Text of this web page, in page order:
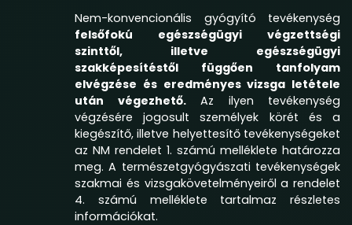
Nem-konvencionális gyógyító tevékenység
felsőfokú egészségügyi végzettségi
szinttől, illetve egészségügyi
szakképesítéstől függően tanfolyam
elvégzése és eredményes vizsga letétele
után végezhető.Az ilyen tevékenység
végzésére jogosult személyek körét és a
kiegészítő, illetve helyettesítő tevékenységeket
az NM rendelet 1. számú melléklete határozza
meg. A természetgyógyászati tevékenységek
szakmai és vizsgakövetelményeiről a rendelet
4. számú melléklete tartalmaz részletes
információkat.